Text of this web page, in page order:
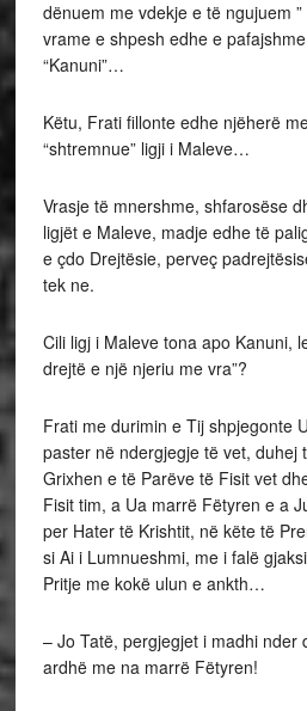
dënuem me vdekje e të ngujuem
vrame e shpesh edhe e
“Kanuni”…
Këtu, Frati fillonte edhe njëherë
“shtremnue” ligji i Maleve…
Vrasje të mnershme, shfarosëse
ligjët e Maleve, madje edhe të
e çdo Drejtësie, perveç
tek ne.
Cili ligj i Maleve tona apo Kanuni,
drejtë e një njeriu me vra”?
Frati me durimin e Tij shpjegonte
paster në ndergjegje të vet, duhej
Grixhen e të Parëve të Fisit vet
Fisit tim, a Ua marrë Fëtyren e a
per Hater të Krishtit, në këte të
si Ai i Lumnueshmi, me i falë
Pritje me kokë ulun e ankth…
– Jo Tatë, pergjegjet i madhi nder
ardhë me na marrë Fëtyren!